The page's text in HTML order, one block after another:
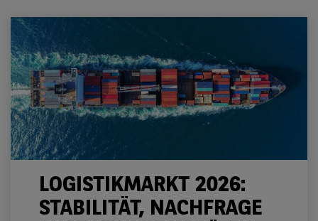
LOGISTIKMARKT 2026:
STABILITÄT, NACHFRAGE